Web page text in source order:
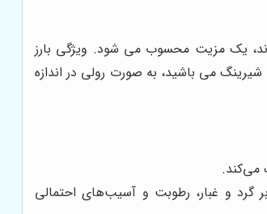
یک مزیت محسوب می شود. ویژگی بارز
می باشید، به صورت رولی در اندازه
می‌کند.
گرد و غبار، رطوبت و آسیب‌های احتمالی